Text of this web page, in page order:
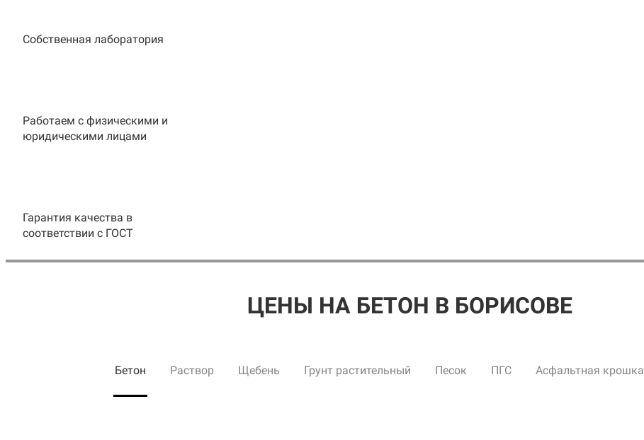
Собственная лаборатория
Работаем с физическими и
юридическими лицами
Гарантия качества в
соответствии с ГОСТ
ЦЕНЫ НА БЕТОН В БОРИСОВЕ
Бетон Раствор Щебень Грунт растительный Песок ПГС Асфальтная крошка